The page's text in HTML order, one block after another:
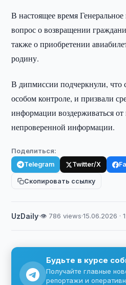
В настоящее время Генеральное
вопрос о возвращении
также о приобретении
родину.
В дипмиссии подчеркнули, что
особом контроле, и призвали
информации воздерживаться
непроверенной информации.
Поделиться:
Telegram Twitter/X
Скопировать ссылку
UzDaily·👁 786 views·15.06.2026 ·
Будьте в курсе
Получайте главные
репортажи и